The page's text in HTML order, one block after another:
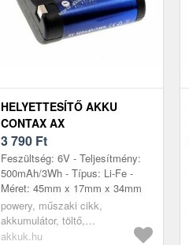
HELYETTESÍTŐ AKKU
CONTAX AX
3 790 Ft
Feszültség: 6V - Teljesítmény:
500mAh/3Wh - Típus: Li-Fe -
Méret: 45mm x 17mm x 34mm
powery, műszaki cikk,
akkumulátor, töltő,
digitáliskamera akkumulátor
akkuk.hu